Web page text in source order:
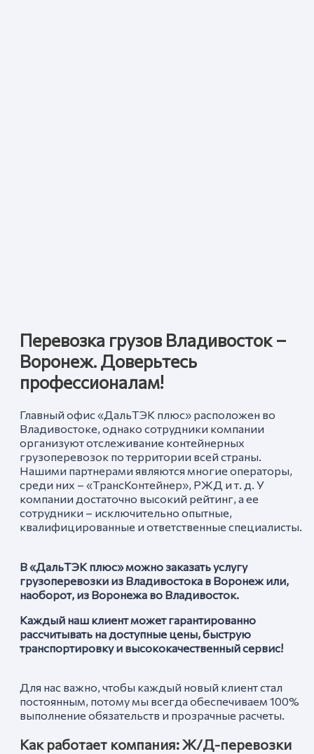
Перевозка грузов Владивосток –
Воронеж. Доверьтесь
профессионалам!
Главный офис «ДальТЭК плюс» расположен во
Владивостоке, однако сотрудники компании
организуют отслеживание контейнерных
грузоперевозок по территории всей страны.
Нашими партнерами являются многие операторы,
среди них – «ТрансКонтейнер», РЖД и т. д. У
компании достаточно высокий рейтинг, а ее
сотрудники – исключительно опытные,
квалифицированные и ответственные специалисты.
В «ДальТЭК плюс» можно заказать услугу
грузоперевозки из Владивостока в Воронеж или,
наоборот, из Воронежа во Владивосток.
Каждый наш клиент может гарантированно
рассчитывать на доступные цены, быструю
транспортировку и высококачественный сервис!
Для нас важно, чтобы каждый новый клиент стал
постоянным, потому мы всегда обеспечиваем 100%
выполнение обязательств и прозрачные расчеты.
Как работает компания: Ж/Д-перевозки